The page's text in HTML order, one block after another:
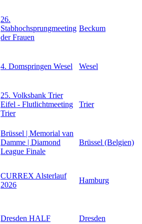
26.
Stabhochsprungmeeting
der Frauen
Beckum
4. Domspringen Wesel Wesel
25. Volksbank Trier
Eifel - Flutlichtmeeting
Trier
Trier
Brüssel | Memorial van
Damme | Diamond
League Finale
Brüssel (Belgien)
CURREX Alsterlauf
2026
Hamburg
Dresden HALF Dresden